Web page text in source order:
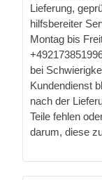
Lieferung,
hilfsbereiter
Montag bis
bei
Kundendienst
nach der
Teile fehlen
darum, diese